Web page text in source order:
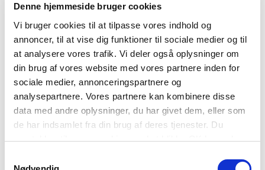
Denne hjemmeside bruger cookies
Vi bruger cookies til at tilpasse vores indhold og
annoncer, til at vise dig funktioner til sociale medier og til
at analysere vores trafik. Vi deler også oplysninger om
din brug af vores website med vores partnere inden for
sociale medier, annonceringspartnere og
analysepartnere. Vores partnere kan kombinere disse
data med andre oplysninger, du har givet dem, eller som
de har indsamlet fra din brug af deres tjenester. Du
samtykker til vores cookies, ved at klikke OK herunder.
når rollespillerne har ja-hatten på og leger med”,
siger Asger Brandstrup, der sammen med Benedikte
bliver fragtet i fruevogn på en del af ruten.
”Vi rollespillere vil bevæge os over et stort område,
for de små optrin eller skuespil skal fordeles rundt i
byen, for at så mange tilskuere som muligt får en
bid af teateroptrinene og får indblik i, hvordan livet
udspillede sig under Danehof. Det er ikke alene os,
Men en selfie med Erik og Agnes kan der ikke blive